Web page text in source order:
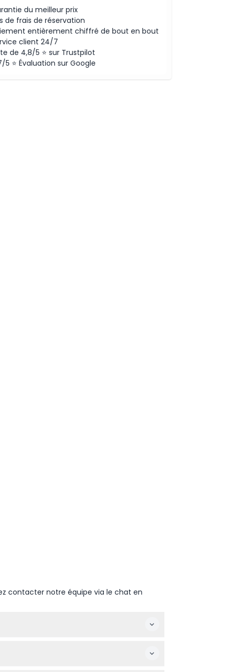
du meilleur prix
de frais de réservation
entièrement chiffré de bout en bout
client 24/7
de 4,8/5 ⭐ sur Trustpilot
5 ⭐ Évaluation sur Google
contacter notre équipe via le chat en